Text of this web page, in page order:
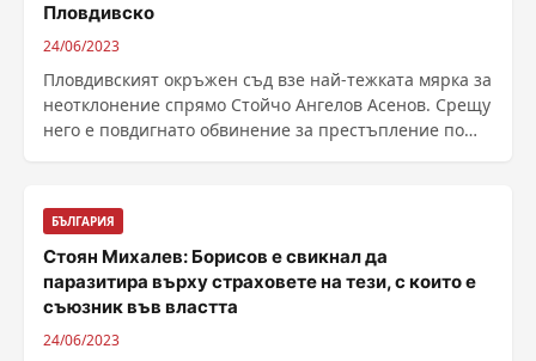
Пловдивско
24/06/2023
Пловдивският окръжен съд взе най-тежката мярка за
неотклонение спрямо Стойчо Ангелов Асенов. Срещу
него е повдигнато обвинение за престъпление по
БЪЛГАРИЯ
Стоян Михалев: Борисов е свикнал да
паразитира върху страховете на тези, с които е
съюзник във властта
24/06/2023